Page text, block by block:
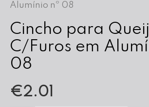
Alumínio nº 08
Cincho para
C/Furos em
08
€2.01